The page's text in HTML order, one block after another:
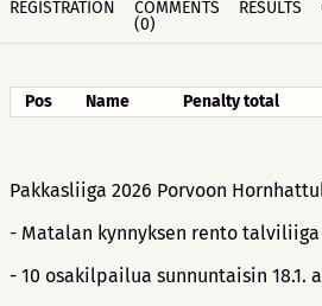
REGISTRATION
COMMENTS
(0)
RESULTS
Pos Name Penalty total
Pakkasliiga 2026 Porvoon
- Matalan kynnyksen rento talviliiga
- 10 osakilpailua sunnuntaisin 18.1.